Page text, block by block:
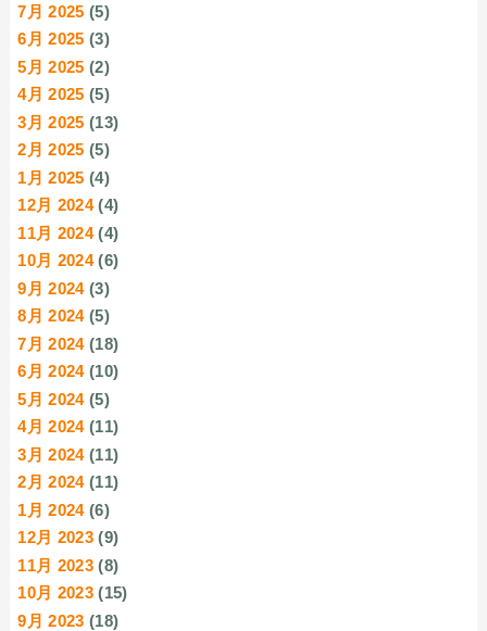
7月 2025 (5)
6月 2025 (3)
5月 2025 (2)
4月 2025 (5)
3月 2025 (13)
2月 2025 (5)
1月 2025 (4)
12月 2024(4)
11月 2024(4)
10月 2024(6)
9月 2024(3)
8月 2024(5)
7月 2024(18)
6月 2024(10)
5月 2024(5)
4月 2024(11)
3月 2024(11)
2月 2024(11)
1月 2024(6)
12月 2023 (9)
11月 2023 (8)
10月 2023 (15)
9月 2023 (18)